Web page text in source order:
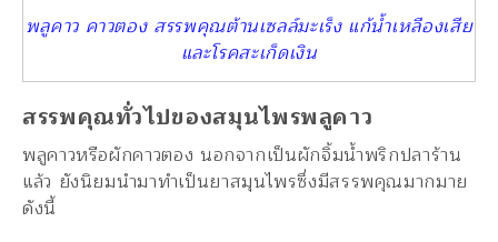
พลูคาว คาวตอง สรรพคุณต้านเซลล์มะเร็ง แก้น้ำเหลืองเสีย
และโรคสะเก็ดเงิน
สรรพคุณทั่วไปของสมุนไพรพลูคาว
พลูคาวหรือผักคาวตอง นอกจากเป็นผักจิ้มน้ำพริกปลาร้าน
แล้ว ยังนิยมนำมาทำเป็นยาสมุนไพรซึ่งมีสรรพคุณมากมาย
ดังนี้